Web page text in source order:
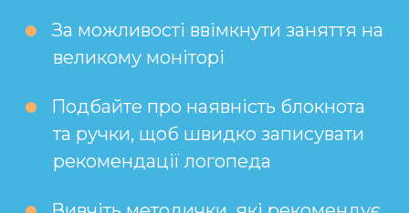
За можливості ввімкнути заняття на
великому моніторі
Подбайте про наявність блокнота
та ручки, щоб швидко записувати
рекомендації логопеда